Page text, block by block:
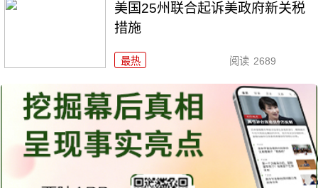
美国25州联合起诉美政府新关税
措施
最热 阅读 2689